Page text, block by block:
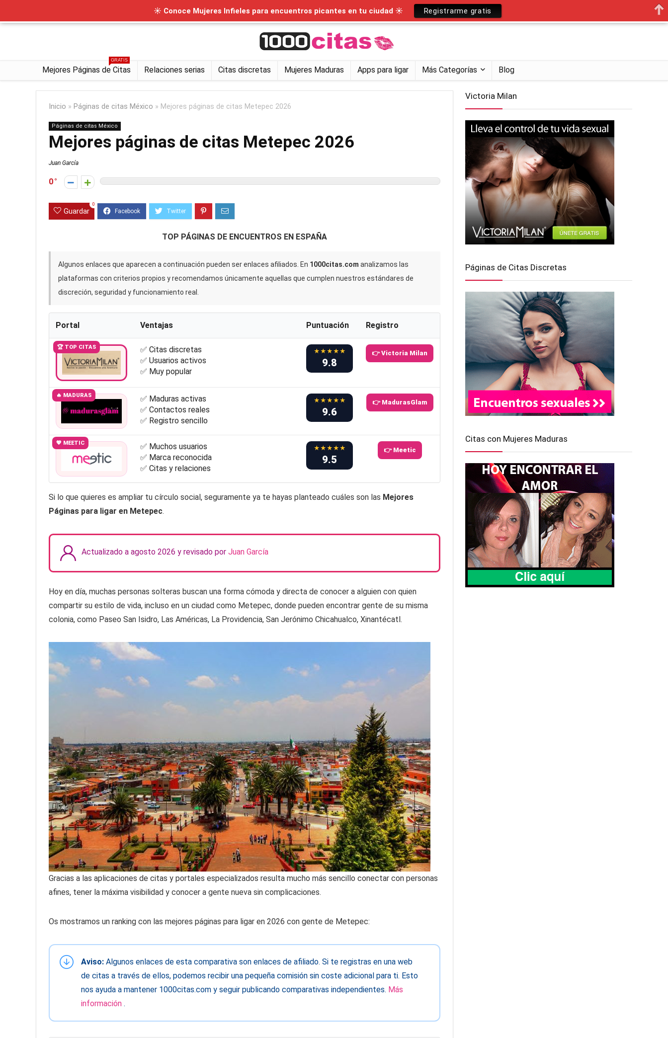
Mejores Páginas de Citas
GRATIS
Relaciones serias Citas discretas Mujeres Maduras Apps para ligar Más Categorías Blog
Inicio » Páginas de citas México » Mejores páginas de citas Metepec 2026
Páginas de citas México
Mejores páginas de citas Metepec 2026
Juan García
0
Guardar
0
TOP PÁGINAS DE ENCUENTROS EN ESPAÑA
Algunos enlaces que aparecen a continuación pueden ser enlaces afiliados. En 1000citas.com analizamos las
plataformas con criterios propios y recomendamos únicamente aquellas que cumplen nuestros estándares de
discreción, seguridad y funcionamiento real.
Portal Ventajas Puntuación Registro
🏆 TOP CITAS
✅ Citas discretas
✅ Usuarios activos
✅ Muy popular
★★★★★
9.8
👉 Victoria Milan
🔥 MADURAS
✅ Maduras activas
✅ Contactos reales
✅ Registro sencillo
★★★★★
9.6
👉 MadurasGlam
💖 MEETIC
✅ Muchos usuarios
✅ Marca reconocida
✅ Citas y relaciones
★★★★★
9.5
👉 Meetic
Si lo que quieres es ampliar tu círculo social, seguramente ya te hayas planteado cuáles son las Mejores
Páginas para ligar en Metepec.
Actualizado a agosto 2026 y revisado por Juan García
Hoy en día, muchas personas solteras buscan una forma cómoda y directa de conocer a alguien con quien
compartir su estilo de vida, incluso en un ciudad como Metepec, donde pueden encontrar gente de su misma
colonia, como Paseo San Isidro, Las Américas, La Providencia, San Jerónimo Chicahualco, Xinantécatl.
Gracias a las aplicaciones de citas y portales especializados resulta mucho más sencillo conectar con personas
afines, tener la máxima visibilidad y conocer a gente nueva sin complicaciones.
Os mostramos un ranking con las mejores páginas para ligar en 2026 con gente de Metepec:
Aviso: Algunos enlaces de esta comparativa son enlaces de afiliado. Si te registras en una web
de citas a través de ellos, podemos recibir una pequeña comisión sin coste adicional para ti. Esto
nos ayuda a mantener 1000citas.com y seguir publicando comparativas independientes. Más
información .
Victoria Milan
Páginas de Citas Discretas
Citas con Mujeres Maduras
☀ Conoce Mujeres Infieles para encuentros picantes en tu ciudad ☀ Registrarme gratis